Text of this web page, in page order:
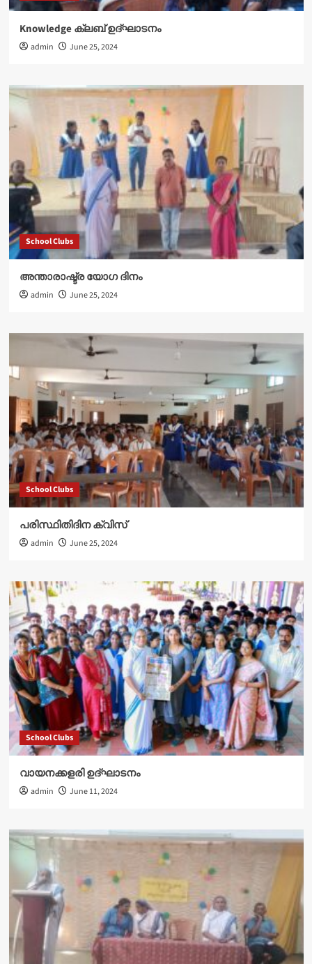
Knowledge ക്ലബ് ഉദ്‌ഘാടനം
admin June 25, 2024
School Clubs
അന്താരാഷ്ട്ര യോഗ ദിനം
admin June 25, 2024
School Clubs
പരിസ്ഥിതിദിന ക്വിസ്
admin June 25, 2024
School Clubs
വായനക്കളരി ഉദ്‌ഘാടനം
admin June 11, 2024